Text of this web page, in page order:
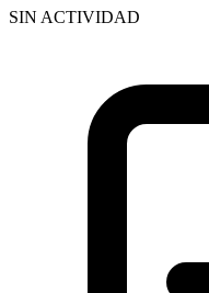
SIN ACTIVIDAD